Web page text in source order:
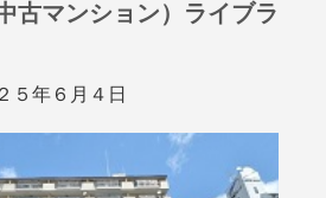
古マンション）ライブラ
５年６月４日